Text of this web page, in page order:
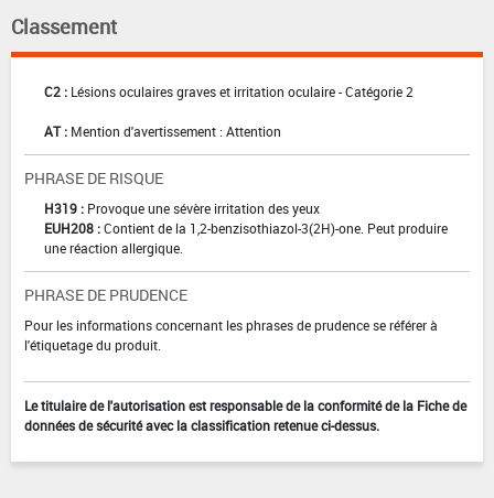
Classement
C2 : Lésions oculaires graves et irritation oculaire - Catégorie 2
AT : Mention d'avertissement : Attention
PHRASE DE RISQUE
H319 : Provoque une sévère irritation des yeux
EUH208 :Contient de la 1,2-benzisothiazol-3(2H)-one. Peut produire
une réaction allergique.
PHRASE DE PRUDENCE
Pour les informations concernant les phrases de prudence se référer à
l'étiquetage du produit.
Le titulaire de l'autorisation est responsable de la conformité de la Fiche de
données de sécurité avec la classification retenue ci-dessus.